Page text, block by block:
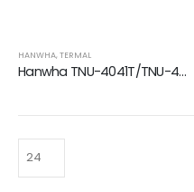
HANWHA,TERMAL
Hanwha TNU-4041T/TNU-4051T